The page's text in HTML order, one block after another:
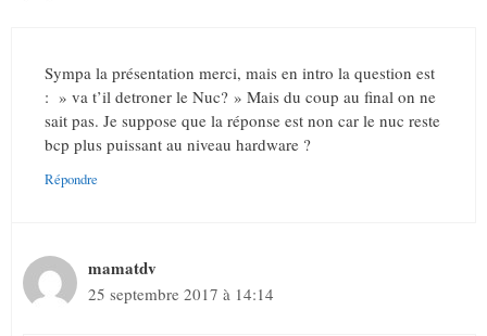
Sympa la présentation merci, mais en intro la question est
: » va t’il detroner le Nuc? » Mais du coup au final on ne
sait pas. Je suppose que la réponse est non car le nuc reste
bcp plus puissant au niveau hardware ?
Répondre
mamatdv
25 septembre 2017 à 14:14